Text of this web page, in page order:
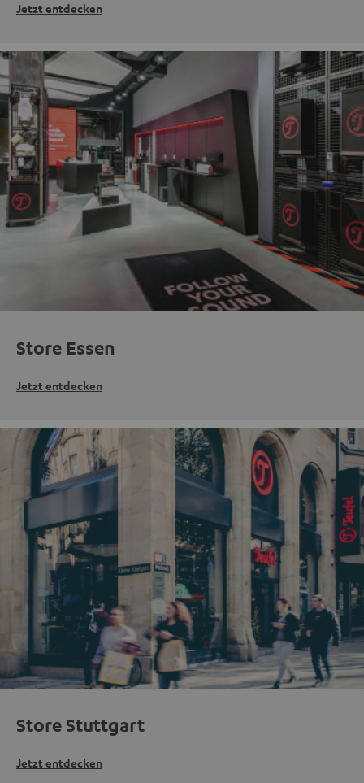
Jetzt entdecken
Store Essen
Jetzt entdecken
Store Stuttgart
Jetzt entdecken